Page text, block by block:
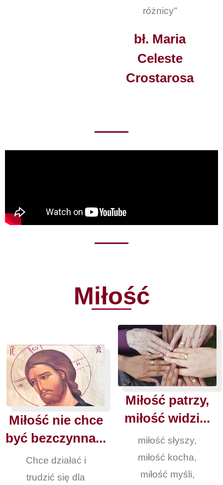
różnicy"
bł. Maria
Celeste
Crostarosa
Miłość
Miłość nie chce
być bezczynna...
Chce działać i
trudzić się dla
Miłość patrzy,
miłość widzi...
miłość słyszy,
miłość kocha,
miłość myśli,